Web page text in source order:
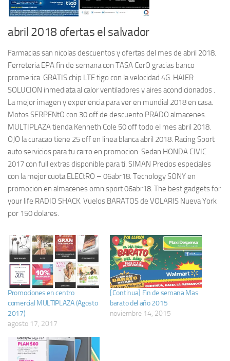
abril 2018 ofertas el salvador
Farmacias san nicolas descuentos y ofertas del mes de abril 2018.
Ferreteria EPA fin de semana con TASA CerO gracias banco
promerica. GRATIS chip LTE tigo con la velocidad 4G. HAIER
SOLUCION inmediata al calor ventiladores y aires acondicionados .
La mejor imagen y experiencia para ver en mundial 2018 en casa.
Motos SERPENtO con 30 off de descuento PRADO almacenes.
MULTIPLAZA tienda Kenneth Cole 50 off todo el mes abril 2018.
OJO la curacao tiene 25 off en linea blanca abril 2018. Racing Sport
auto servicios para tu carro en promocion. Sedan HONDA CIVIC
2017 con full extras disponible para ti. SIMAN Precios especiales
con la mejor cuota ELECtRO – 06abr18. Tecnology SONY en
promocion en almacenes omnisport 06abr18. The best gadgets for
your life RADIO SHACK. Vuelos BARATOS de VOLARIS Nueva York
por 150 dolares.
Promociones en centro
comercial MULTIPLAZA (Agosto
2017)
agosto 17, 2017
[Continua] Fin de semana Mas
barato del año 2015
noviembre 14, 2015